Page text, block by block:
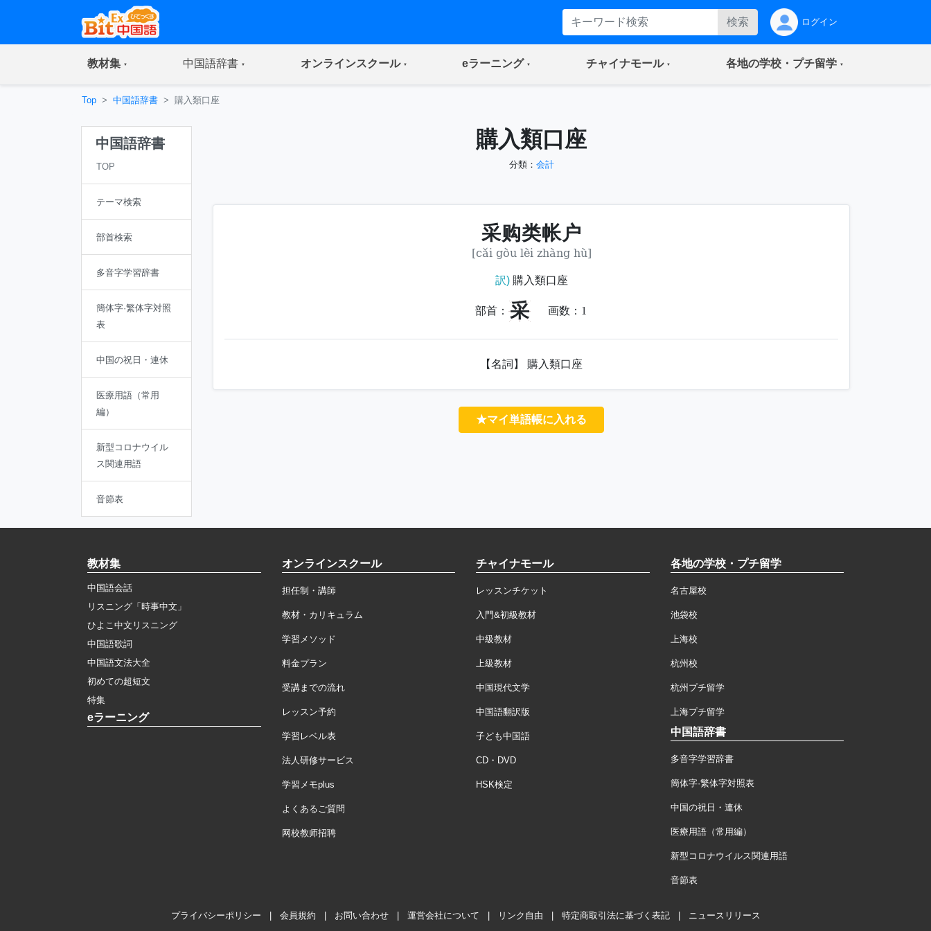
検索 ログイン
教材集(current) 中国語辞書(current) オンラインスクール(current) eラーニング(current) チャイナモール(current) 各地の学校・プチ留学(current)
Top 中国語辞書 購入類口座
中国語辞書
TOP
テーマ検索
部首検索
多音字学習辞書
簡体字·繁体字対照
表
中国の祝日・連休
医療用語（常用
編）
新型コロナウイル
ス関連用語
音節表
購入類口座
分類： 会計
采购类帐户
[cǎi gòu lèi zhàng hù]
訳)購入類口座
部首： 采 画数： 1
【名詞】 購入類口座
★マイ単語帳に入れる
教材集
中国語会話
リスニング「時事中文」
ひよこ中文リスニング
中国語歌詞
中国語文法大全
初めての超短文
特集
eラーニング
オンラインスクール
担任制・講師
教材・カリキュラム
学習メソッド
料金プラン
受講までの流れ
レッスン予約
学習レベル表
法人研修サービス
学習メモplus
よくあるご質問
网校教师招聘
チャイナモール
レッスンチケット
入門&初級教材
中級教材
上級教材
中国現代文学
中国語翻訳版
子ども中国語
CD・DVD
HSK検定
各地の学校・プチ留学
名古屋校
池袋校
上海校
杭州校
杭州プチ留学
上海プチ留学
中国語辞書
多音字学習辞書
簡体字·繁体字対照表
中国の祝日・連休
医療用語（常用編）
新型コロナウイルス関連用語
音節表
プライバシーポリシー 会員規約 お問い合わせ 運営会社について リンク自由 特定商取引法に基づく表記 ニュースリリース